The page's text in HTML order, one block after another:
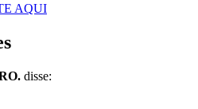
AQUI
disse: